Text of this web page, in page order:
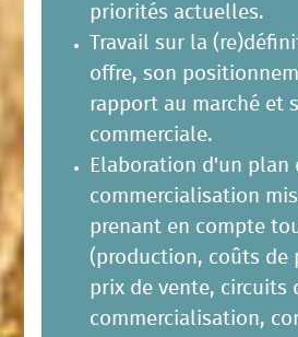
priorités actuelles.
Travail sur la
offre, son
rapport au marché et
commerciale.
Elaboration d'un plan
commercialisation
prenant en compte
(production, coûts de
prix de vente, circuits
commercialisation,